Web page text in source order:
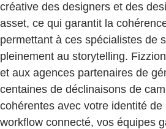
créative des designers et des
asset, ce qui garantit la
permettant à ces spécialistes de
pleinement au storytelling.
et aux agences partenaires de
centaines de déclinaisons de
cohérentes avec votre identité
workflow connecté, vos équipes